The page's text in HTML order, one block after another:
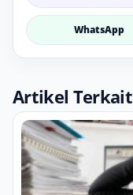
WhatsApp
Artikel Terkait